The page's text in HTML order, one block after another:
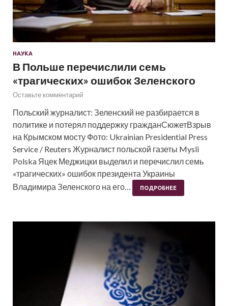
НАУКА
В Польше перечислили семь
«трагических» ошибок Зеленского
Оставьте комментарий
Польский журналист: Зеленский не разбирается в
политике и потерял поддержку гражданСюжетВзрыв
на Крымском мосту Фото: Ukrainian Presidential Press
Service / Reuters Журналист польской газеты Mysli
Polska Яцек Меджицки выделил и перечислил семь
«трагических» ошибок президента Украины
Владимира Зеленского на его…
ПОДРОБНЕЕ